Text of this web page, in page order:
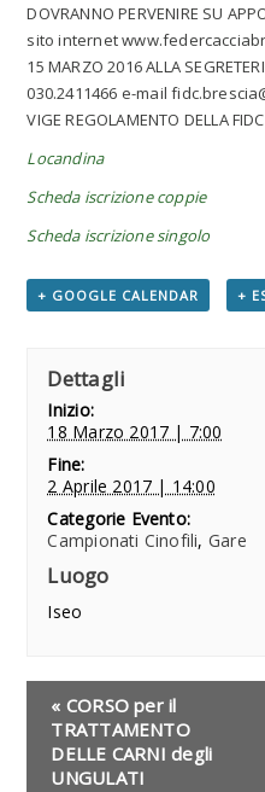
DOVRANNO PERVENIRE SU
sito internet
15 MARZO 2016 ALLA
030.2411466 e-mail
VIGE REGOLAMENTO DELLA
Locandina
Scheda iscrizione coppie
Scheda iscrizione singolo
+ GOOGLE CALENDAR +
Dettagli
Inizio:
18 Marzo 2017 | 7:00
Fine:
2 Aprile 2017 | 14:00
Categorie Evento:
Campionati Cinofili, Gare
Luogo
Iseo
« CORSO per il
TRATTAMENTO
DELLE CARNI degli
UNGULATI